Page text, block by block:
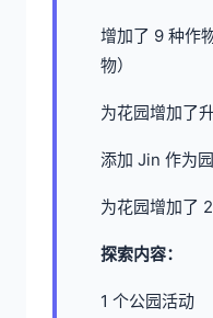
增加了 9 种作
物）
为花园增加了
添加 Jin 作为
为花园增加了
探索内容：
1 个公园活动